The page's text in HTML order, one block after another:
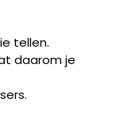
tellen.
daarom je